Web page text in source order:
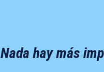
Nada hay más